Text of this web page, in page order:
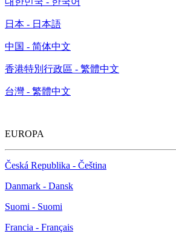
日本 - 日本語
中国 - 简体中文
香港特別行政區 - 繁體中文
台灣 - 繁體中文
EUROPA
Česká Republika - Čeština
Danmark - Dansk
Suomi - Suomi
Francia - Français